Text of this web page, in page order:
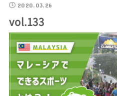
2020.03.26
vol.133